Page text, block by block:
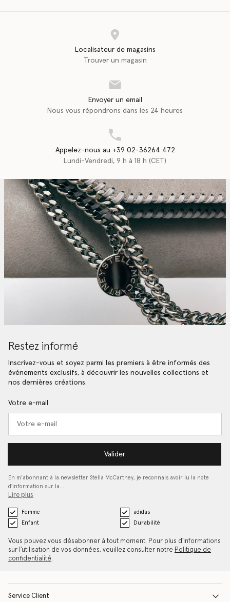
Localisateur de magasins
Trouver un magasin
Envoyer un email
Nous vous répondrons dans les 24 heures
Appelez-nous au +39 02-36264 472
Lundi-Vendredi, 9 h à 18 h (CET)
Restez informé
Inscrivez-vous et soyez parmi les premiers à être informés des
événements exclusifs, à découvrir les nouvelles collections et
nos dernières créations.
Votre e-mail
Valider
En m’abonnant à la newsletter Stella McCartney, je reconnais avoir lu la note
d'information sur la…
Lire plus
Femme
adidas
Enfant
Durabilité
Vous pouvez vous désabonner à tout moment. Pour plus d'informations
sur l'utilisation de vos données, veuillez consulter notre Politique de
confidentialité.
Service Client